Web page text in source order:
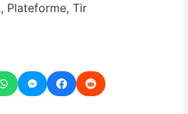
Plateforme, Tir